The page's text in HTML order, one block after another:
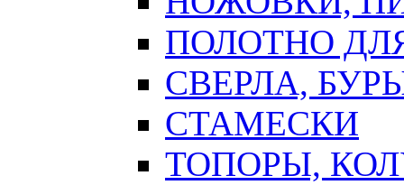
ПОЛОТНО
СВЕРЛА,
СТАМЕСКИ
ТОПОРЫ,